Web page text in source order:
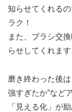
知らせてくれる
ラク！
また、ブラシ交
らせしてくれます
磨き終わった後
強すぎたか”など
「見える化」が